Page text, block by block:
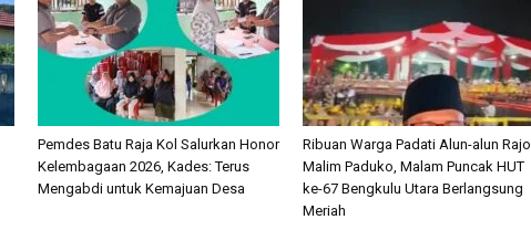
Pemdes Batu Raja Kol Salurkan Honor
Kelembagaan 2026, Kades: Terus
Mengabdi untuk Kemajuan Desa
Ribuan Warga Padati Alun-alun Rajo
Malim Paduko, Malam Puncak HUT
ke-67 Bengkulu Utara Berlangsung
Meriah